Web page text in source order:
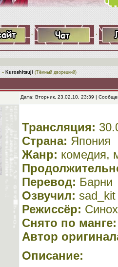
· ·
» Kuroshitsuji (Тёмный дворецкий)
Дата: Вторник, 23.02.10, 23:39 |
Трансляция:
Страна: Япония
Жанр: комедия,
Перевод: Барни
Озвучил: sad_kit
Режиссёр:
Снято по манге:
Автор
Описание: